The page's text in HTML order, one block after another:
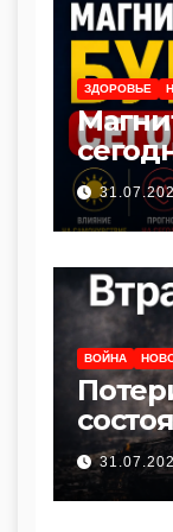
ЗДОРОВЬЕ
как
ВОЙНА